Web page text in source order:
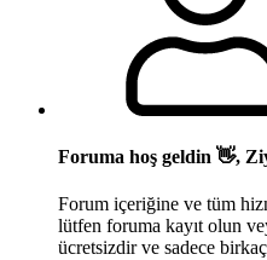
Foruma hoş geldin 👋,
Forum içeriğine ve tüm
lütfen foruma kayıt olun
ücretsizdir ve sadece birkaç